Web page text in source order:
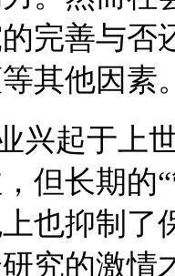
完善与否
其他因素
兴起于上
但长期的
也抑制了
究的激